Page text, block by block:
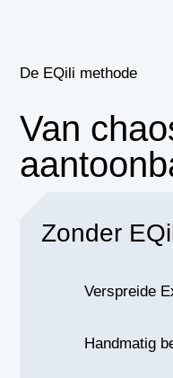
De EQili methode
Van
Zonder
Verspreide
Handmatig